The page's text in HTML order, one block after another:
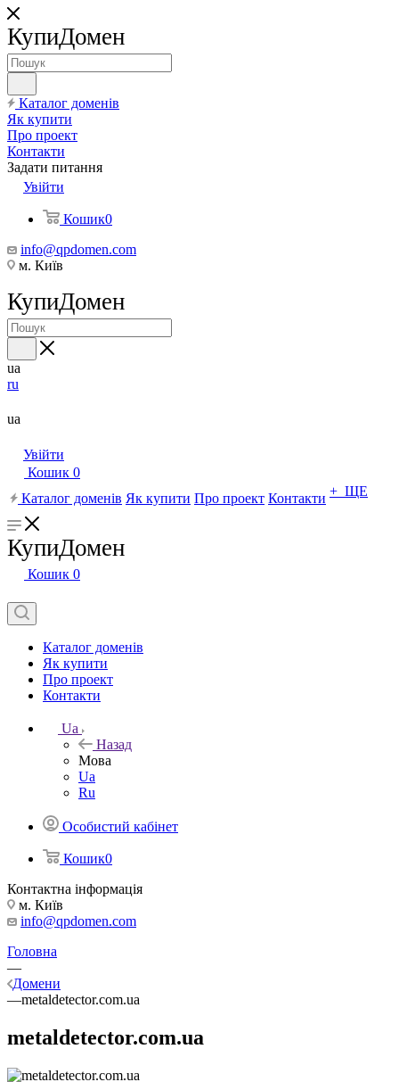
КупиДомен
Каталог доменів
Як купити
Про проект
Контакти
Задати питання
Увійти
Кошик0
info@qpdomen.com
м. Київ
КупиДомен
ua
ru
ua
Увійти
Кошик 0
Каталог доменів Як купити Про проект Контакти + ЩЕ
КупиДомен
Кошик 0
Каталог доменів
Як купити
Про проект
Контакти
Ua
Назад
Мова
Ua
Ru
Особистий кабінет
Кошик0
Контактна інформація
м. Київ
info@qpdomen.com
Головна
—
Домени
—metaldetector.com.ua
metaldetector.com.ua